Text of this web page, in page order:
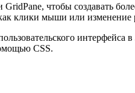
чтобы создавать
клики мыши или изменение
CSS.